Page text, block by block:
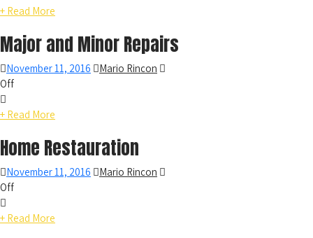
+ Read More
Major and Minor Repairs
November 11, 2016
Mario Rincon
Off
+ Read More
Home Restauration
November 11, 2016
Mario Rincon
Off
+ Read More